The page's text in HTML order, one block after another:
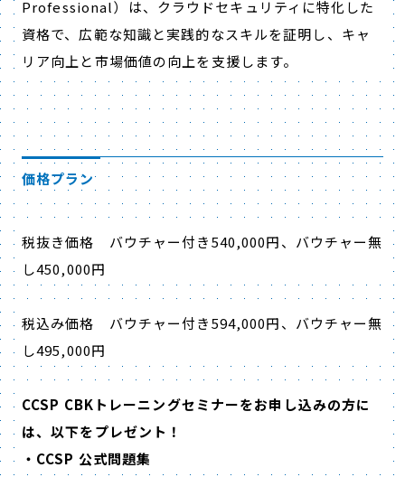
Professional）は、クラウドセキュリティに特化した
資格で、広範な知識と実践的なスキルを証明し、キャ
リア向上と市場価値の向上を支援します。
価格プラン
税抜き価格 バウチャー付き540,000円、バウチャー無
し450,000円
税込み価格 バウチャー付き594,000円、バウチャー無
し495,000円
CCSP CBKトレーニングセミナーをお申し込みの方に
は、以下をプレゼント！
・CCSP 公式問題集